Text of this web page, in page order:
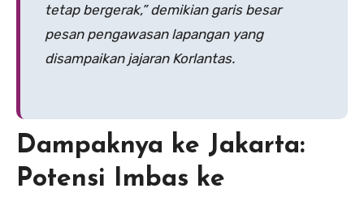
tetap bergerak,” demikian garis besar
pesan pengawasan lapangan yang
disampaikan jajaran Korlantas.
Dampaknya ke Jakarta:
Potensi Imbas ke